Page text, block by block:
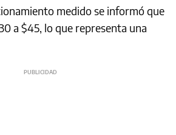
medido se informó que
a $45, lo que representa una